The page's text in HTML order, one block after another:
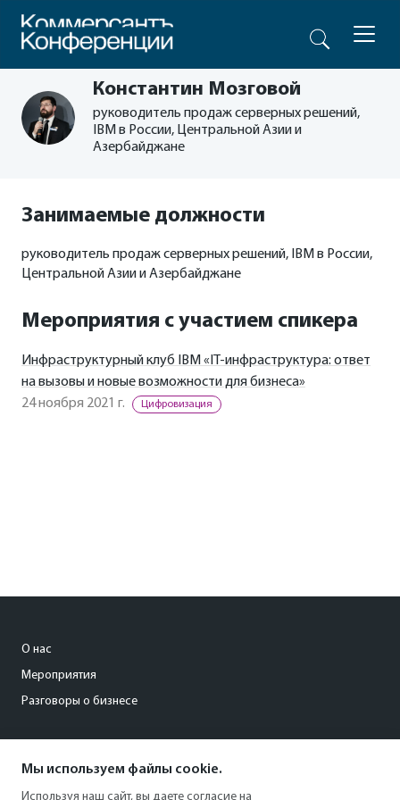
Константин Мозговой
руководитель продаж серверных решений,
IBM в России, Центральной Азии и
Азербайджане
Занимаемые должности
руководитель продаж серверных решений, IBM в России,
Центральной Азии и Азербайджане
Мероприятия с участием спикера
Инфраструктурный клуб IBM «IT-инфраструктура: ответ
на вызовы и новые возможности для бизнеса»
24 ноября 2021 г.
Цифровизация
О нас
Мероприятия
Разговоры о бизнесе
+7 (495) 797-69-70
Мы используем файлы cookie.
Используя наш сайт, вы даете согласие на